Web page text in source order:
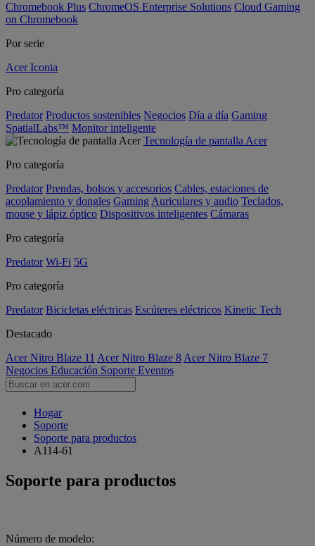
Chromebook Plus ChromeOS Enterprise Solutions Cloud Gaming
on Chromebook
Por serie
Acer Iconia
Pro categoría
Predator Productos sostenibles Negocios Día a día Gaming
SpatialLabs™ Monitor inteligente
Tecnología de pantalla Acer
Pro categoría
Predator Prendas, bolsos y accesorios Cables, estaciones de
acoplamiento y dongles Gaming Auriculares y audio Teclados,
mouse y lápiz óptico Dispositivos inteligentes Cámaras
Pro categoría
Predator Wi-Fi 5G
Pro categoría
Predator Bicicletas eléctricas Escúteres eléctricos Kinetic Tech
Destacado
Acer Nitro Blaze 11 Acer Nitro Blaze 8 Acer Nitro Blaze 7
Negocios Educación Soporte Eventos
Hogar
Soporte
Soporte para productos
A114-61
Soporte para productos
Número de modelo: